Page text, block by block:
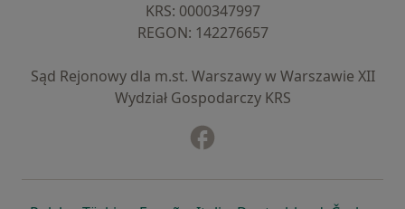
KRS: ⁠0000347997
REGON: ⁠142276657
Sąd Rejonowy dla m.st. Warszawy w Warszawie XII
Wydział Gospodarczy KRS